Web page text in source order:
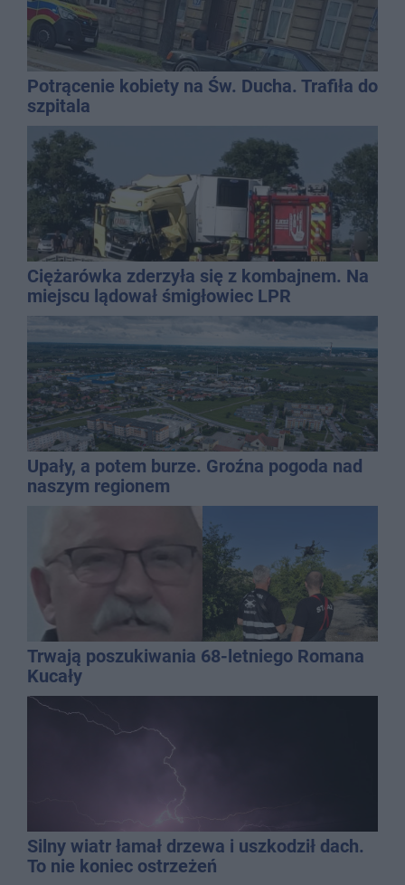
Potrącenie kobiety na Św. Ducha. Trafiła do
szpitala
Ciężarówka zderzyła się z kombajnem. Na
miejscu lądował śmigłowiec LPR
Upały, a potem burze. Groźna pogoda nad
naszym regionem
Trwają poszukiwania 68-letniego Romana
Kucały
Silny wiatr łamał drzewa i uszkodził dach.
To nie koniec ostrzeżeń